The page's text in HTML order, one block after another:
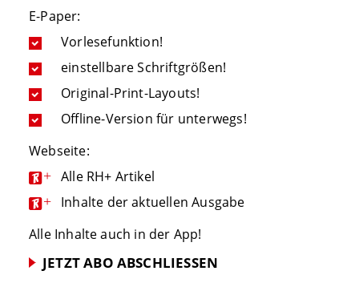
E-Paper:
Vorlesefunktion!
einstellbare Schriftgrößen!
Original-Print-Layouts!
Offline-Version für unterwegs!
Webseite:
+ Alle RH+ Artikel
+
Inhalte der aktuellen Ausgabe
Alle Inhalte auch in der App!
JETZT ABO ABSCHLIESSEN